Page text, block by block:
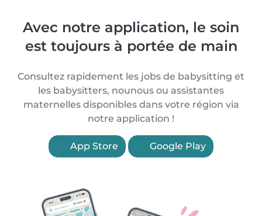
Avec notre application, le soin
est toujours à portée de main
Consultez rapidement les jobs de babysitting et
les babysitters, nounous ou assistantes
maternelles disponibles dans votre région via
notre application !
App Store Google Play